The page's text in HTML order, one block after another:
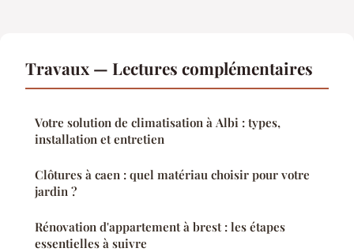
Travaux — Lectures complémentaires
Votre solution de climatisation à Albi : types,
installation et entretien
Clôtures à caen : quel matériau choisir pour votre
jardin ?
Rénovation d'appartement à brest : les étapes
essentielles à suivre